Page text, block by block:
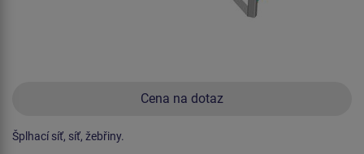
Cena na dotaz
Šplhací síť, síť, žebřiny.